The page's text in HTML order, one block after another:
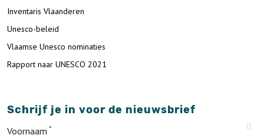
Inventaris Vlaanderen
Unesco-beleid
Vlaamse Unesco nominaties
Rapport naar UNESCO 2021
Schrijf je in voor de nieuwsbrief
Voornaam